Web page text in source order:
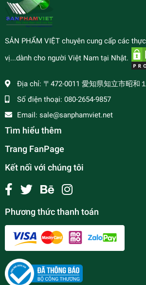
SẢN PHẨM VIỆT chuyên cung cấp các
vị...dành cho người Việt Nam tại Nhật.
Địa chỉ: 〒472-0011 愛知県知立市昭和
Số điện thoại: 080-2654-9857
Email: sale@sanphamviet.net
Tìm hiểu thêm
Trang FanPage
Kết nối với chúng tôi
Phương thức thanh toán